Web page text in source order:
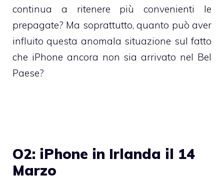
continua a ritenere più convenienti le
prepagate? Ma soprattutto, quanto può aver
influito questa anomala situazione sul fatto
che iPhone ancora non sia arrivato nel Bel
Paese?
O2: iPhone in Irlanda il 14
Marzo